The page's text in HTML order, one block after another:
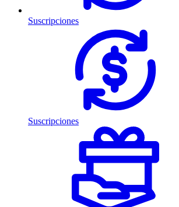
Suscripciones
Suscripciones